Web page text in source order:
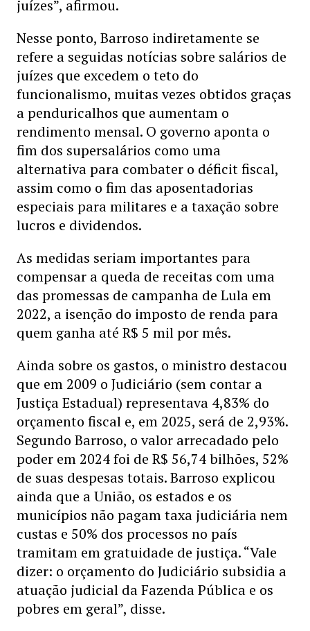
juízes”, afirmou.
Nesse ponto, Barroso indiretamente se
refere a seguidas notícias sobre salários de
juízes que excedem o teto do
funcionalismo, muitas vezes obtidos graças
a penduricalhos que aumentam o
rendimento mensal. O governo aponta o
fim dos supersalários como uma
alternativa para combater o déficit fiscal,
assim como o fim das aposentadorias
especiais para militares e a taxação sobre
lucros e dividendos.
As medidas seriam importantes para
compensar a queda de receitas com uma
das promessas de campanha de Lula em
2022, a isenção do imposto de renda para
quem ganha até R$ 5 mil por mês.
Ainda sobre os gastos, o ministro destacou
que em 2009 o Judiciário (sem contar a
Justiça Estadual) representava 4,83% do
orçamento fiscal e, em 2025, será de 2,93%.
Segundo Barroso, o valor arrecadado pelo
poder em 2024 foi de R$ 56,74 bilhões, 52%
de suas despesas totais. Barroso explicou
ainda que a União, os estados e os
municípios não pagam taxa judiciária nem
custas e 50% dos processos no país
tramitam em gratuidade de justiça. “Vale
dizer: o orçamento do Judiciário subsidia a
atuação judicial da Fazenda Pública e os
pobres em geral”, disse.